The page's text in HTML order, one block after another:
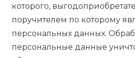
которого,
поручителем по которому
персональных данных.
персональные данные